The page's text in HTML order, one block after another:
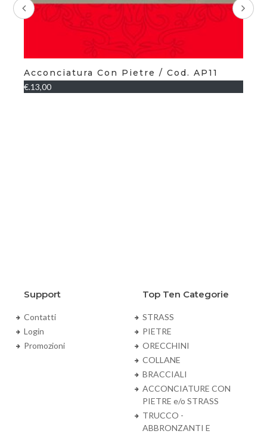
Acconciatura Con Pietre / Cod. AP11
€.13,00
Support
Contatti
Login
Promozioni
Top Ten Categorie
STRASS
PIETRE
ORECCHINI
COLLANE
BRACCIALI
ACCONCIATURE CON
PIETRE e/o STRASS
TRUCCO -
ABBRONZANTI E